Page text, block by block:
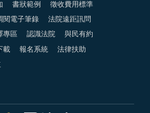
書狀範例 徵收費用標準
閱電子筆錄 法院遠距訊問
專區 認識法院 與民有約
載 報名系統 法律扶助